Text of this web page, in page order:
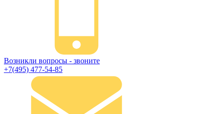
Возникли вопросы - звоните
+7(495) 477-54-85